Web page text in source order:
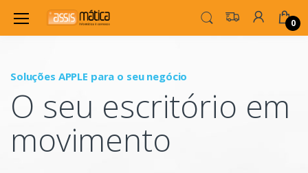
0
Soluções APPLE para o seu negócio
O seu escritório em
movimento